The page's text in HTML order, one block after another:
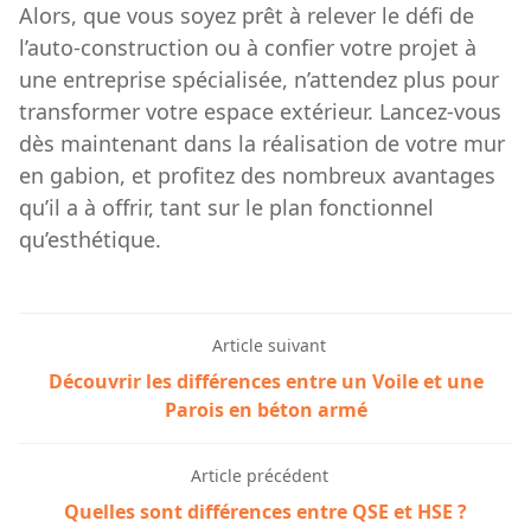
Alors, que vous soyez prêt à relever le défi de
l’auto-construction ou à confier votre projet à
une entreprise spécialisée, n’attendez plus pour
transformer votre espace extérieur. Lancez-vous
dès maintenant dans la réalisation de votre mur
en gabion, et profitez des nombreux avantages
qu’il a à offrir, tant sur le plan fonctionnel
qu’esthétique.
Article suivant
Découvrir les différences entre un Voile et une
Parois en béton armé
Article précédent
Quelles sont différences entre QSE et HSE ?